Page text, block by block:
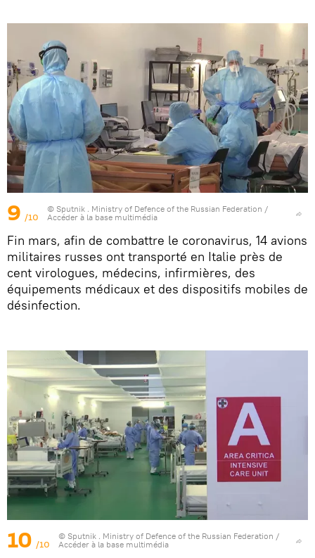
9 /10
© Sputnik . Ministry of Defence of the Russian Federation /
Accéder à la base multimédia
Fin mars, afin de combattre le coronavirus, 14 avions
militaires russes ont transporté en Italie près de
cent virologues, médecins, infirmières, des
équipements médicaux et des dispositifs mobiles de
désinfection.
10 /10
© Sputnik . Ministry of Defence of the Russian Federation /
Accéder à la base multimédia